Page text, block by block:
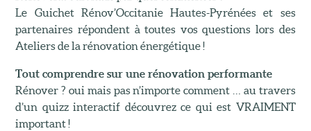
Le Guichet Rénov’Occitanie Hautes-Pyrénées et ses
partenaires répondent à toutes vos questions lors des
Ateliers de la rénovation énergétique !
Tout comprendre sur une rénovation performante
Rénover ? oui mais pas n’importe comment … au travers
d’un quizz interactif découvrez ce qui est VRAIMENT
important !